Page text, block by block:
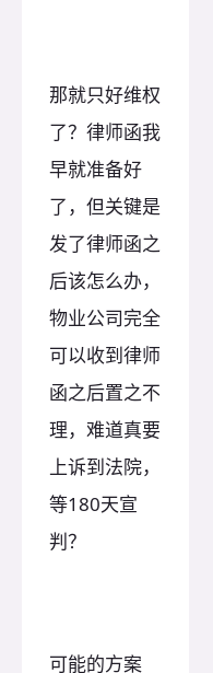
那就只好维权
了？律师函我
早就准备好
了，但关键是
发了律师函之
后该怎么办，
物业公司完全
可以收到律师
函之后置之不
理，难道真要
上诉到法院，
等180天宣
判？
可能的方案